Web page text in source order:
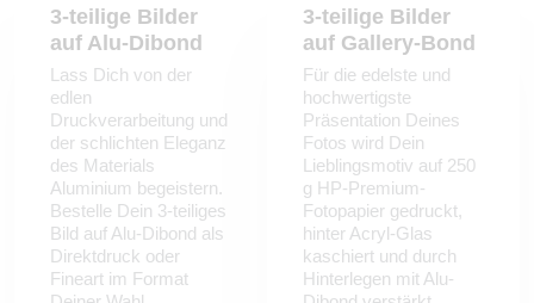
3-teilige Bilder
auf Alu-Dibond
Lass Dich von der
edlen
Druckverarbeitung und
der schlichten Eleganz
des Materials
Aluminium begeistern.
Bestelle Dein 3-teiliges
Bild auf Alu-Dibond als
Direktdruck oder
Fineart im Format
3-teilige Bilder
auf Gallery-Bond
Für die edelste und
hochwertigste
Präsentation Deines
Fotos wird Dein
Lieblingsmotiv auf 250
g HP-Premium-
Fotopapier gedruckt,
hinter Acryl-Glas
kaschiert und durch
Hinterlegen mit Alu-